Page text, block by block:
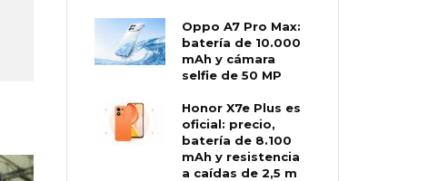
Oppo A7 Pro Max:
batería de 10.000
mAh y cámara
selfie de 50 MP
Honor X7e Plus es
oficial: precio,
batería de 8.100
mAh y resistencia
a caídas de 2,5 m